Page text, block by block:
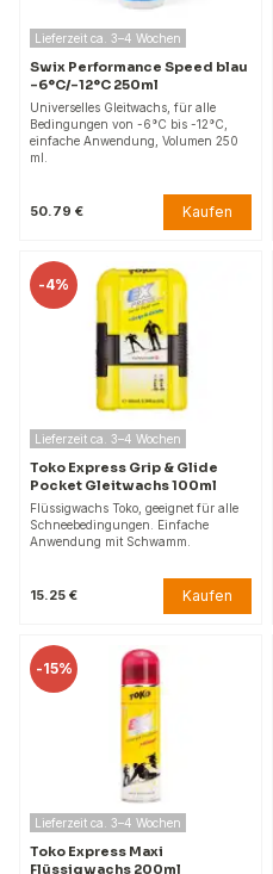
Lieferzeit ca. 3–4 Wochen
Swix Performance Speed blau
-6°C/-12°C 250ml
Universelles Gleitwachs, für alle
Bedingungen von -6°C bis -12°C,
einfache Anwendung, Volumen 250
ml.
50.79 € Kaufen
-4%
Lieferzeit ca. 3–4 Wochen
Toko Express Grip & Glide
Pocket Gleitwachs 100ml
Flüssigwachs Toko, geeignet für alle
Schneebedingungen. Einfache
Anwendung mit Schwamm.
15.25 € Kaufen
-15%
Lieferzeit ca. 3–4 Wochen
Toko Express Maxi
Flüssigwachs 200ml